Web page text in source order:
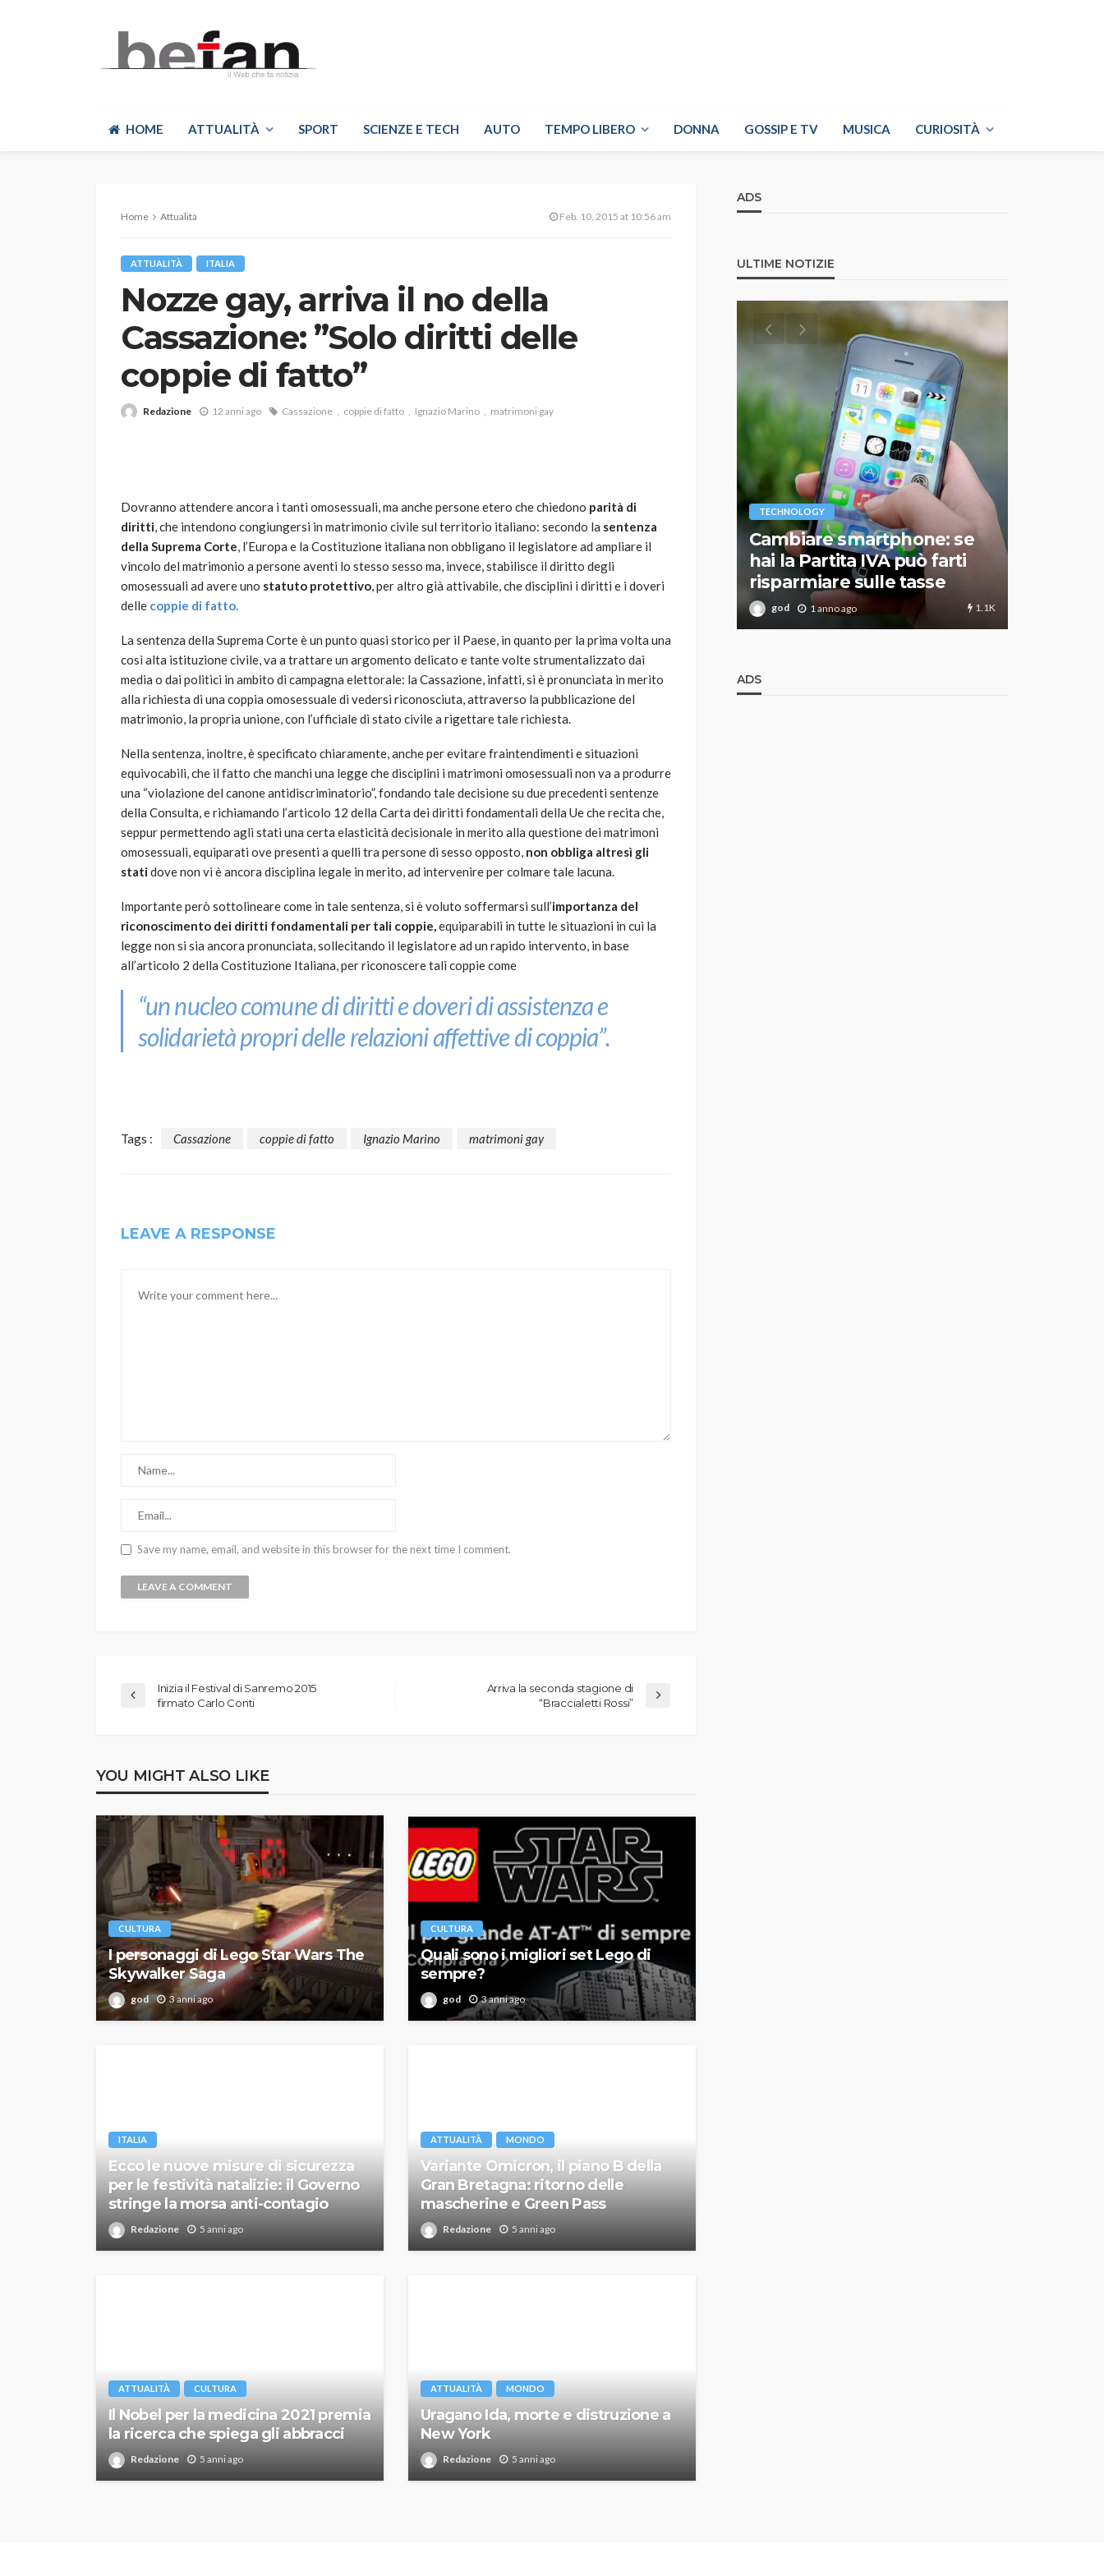
HOME ATTUALITÀ SPORT SCIENZE E TECH AUTO TEMPO LIBERO DONNA GOSSIP E TV MUSICA CURIOSITÀ
Home Attualità Feb. 10, 2015 at 10:56 am
ATTUALITÀ ITALIA
Nozze gay, arriva il no della
Cassazione: ”Solo diritti delle
coppie di fatto”
Redazione 12 anni ago Cassazione coppie di fatto Ignazio Marino matrimoni gay
Dovranno attendere ancora i tanti omosessuali, ma anche persone etero che chiedono parità di
diritti, che intendono congiungersi in matrimonio civile sul territorio italiano: secondo la sentenza
della Suprema Corte, l’Europa e la Costituzione italiana non obbligano il legislatore ad ampliare il
vincolo del matrimonio a persone aventi lo stesso sesso ma, invece, stabilisce il diritto degli
omosessuali ad avere uno statuto protettivo, per altro già attivabile, che disciplini i diritti e i doveri
delle coppie di fatto.
La sentenza della Suprema Corte è un punto quasi storico per il Paese, in quanto per la prima volta una
così alta istituzione civile, va a trattare un argomento delicato e tante volte strumentalizzato dai
media o dai politici in ambito di campagna elettorale: la Cassazione, infatti, si è pronunciata in merito
alla richiesta di una coppia omosessuale di vedersi riconosciuta, attraverso la pubblicazione del
matrimonio, la propria unione, con l’ufficiale di stato civile a rigettare tale richiesta.
Nella sentenza, inoltre, è specificato chiaramente, anche per evitare fraintendimenti e situazioni
equivocabili, che il fatto che manchi una legge che disciplini i matrimoni omosessuali non va a produrre
una “violazione del canone antidiscriminatorio”, fondando tale decisione su due precedenti sentenze
della Consulta, e richiamando l’articolo 12 della Carta dei diritti fondamentali della Ue che recita che,
seppur permettendo agli stati una certa elasticità decisionale in merito alla questione dei matrimoni
omosessuali, equiparati ove presenti a quelli tra persone di sesso opposto, non obbliga altresì gli
statidove non vi è ancora disciplina legale in merito, ad intervenire per colmare tale lacuna.
Importante però sottolineare come in tale sentenza, si è voluto soffermarsi sull’importanza del
riconoscimento dei diritti fondamentali per tali coppie,equiparabili in tutte le situazioni in cui la
legge non si sia ancora pronunciata, sollecitando il legislatore ad un rapido intervento, in base
all’articolo 2 della Costituzione Italiana, per riconoscere tali coppie come
“un nucleo comune di diritti e doveri di assistenza e
solidarietà propri delle relazioni affettive di coppia”.
Tags : Cassazione coppie di fatto Ignazio Marino matrimoni gay
LEAVE A RESPONSE
Save my name, email, and website in this browser for the next time I comment.
Inizia il Festival di Sanremo 2015
firmato Carlo Conti
Arriva la seconda stagione di
“Braccialetti Rossi”
YOU MIGHT ALSO LIKE
CULTURA
I personaggi di Lego Star Wars The
Skywalker Saga
god 3 anni ago
CULTURA
Quali sono i migliori set Lego di
sempre?
god 3 anni ago
ITALIA
Ecco le nuove misure di sicurezza
per le festività natalizie: il Governo
stringe la morsa anti-contagio
Redazione 5 anni ago
ATTUALITÀ MONDO
Variante Omicron, il piano B della
Gran Bretagna: ritorno delle
mascherine e Green Pass
Redazione 5 anni ago
ATTUALITÀ CULTURA
Il Nobel per la medicina 2021 premia
la ricerca che spiega gli abbracci
Redazione 5 anni ago
ATTUALITÀ MONDO
Uragano Ida, morte e distruzione a
New York
Redazione 5 anni ago
ADS
ULTIME NOTIZIE
VARIE
Robot tagliaerba: quale
scegliere per il tuo prato
god
Davis: tennis mondiale e
passione per
l’automobilismo
abbracciano la stessa causa
TECHNOLOGY
Cambiare smartphone: se
hai la Partita IVA può farti
risparmiare sulle tasse
god 1 anno ago 1.1K
ADS